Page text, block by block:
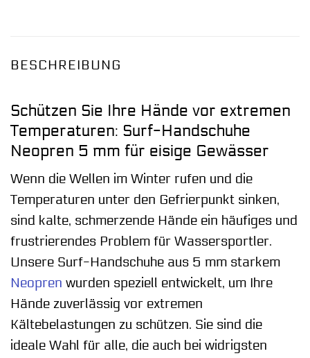
BESCHREIBUNG
Schützen Sie Ihre Hände vor extremen
Temperaturen: Surf-Handschuhe
Neopren 5 mm für eisige Gewässer
Wenn die Wellen im Winter rufen und die
Temperaturen unter den Gefrierpunkt sinken,
sind kalte, schmerzende Hände ein häufiges und
frustrierendes Problem für Wassersportler.
Unsere Surf-Handschuhe aus 5 mm starkem
Neopren wurden speziell entwickelt, um Ihre
Hände zuverlässig vor extremen
Kältebelastungen zu schützen. Sie sind die
ideale Wahl für alle, die auch bei widrigsten